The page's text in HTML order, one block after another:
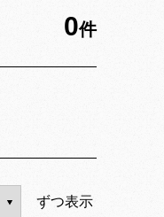
0件
ずつ表示